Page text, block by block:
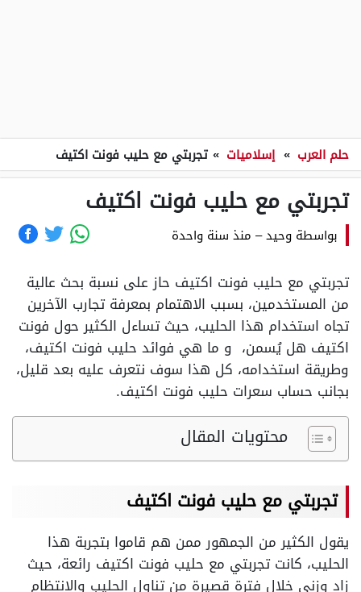
حلم العرب » إسلاميات » تجربتي مع حليب فونت اكتيف
تجربتي مع حليب فونت اكتيف
بواسطة وحيد– منذ سنة واحدة
تجربتي مع حليب فونت اكتيف حاز على نسبة بحث عالية
من المستخدمين، بسبب الاهتمام بمعرفة تجارب الآخرين
تجاه استخدام هذا الحليب، حيث تساءل الكثير حول فونت
اكتيف هل يُسمن، و ما هي فوائد حليب فونت اكتيف،
وطريقة استخدامه، كل هذا سوف نتعرف عليه بعد قليل،
بجانب حساب سعرات حليب فونت اكتيف.
محتويات المقال
تجربتي مع حليب فونت اكتيف
يقول الكثير من الجمهور ممن هم قاموا بتجربة هذا
الحليب، كانت تجربتي مع حليب فونت اكتيف رائعة، حيث
زاد وزني خلال فترة قصيرة من تناول الحليب والانتظام